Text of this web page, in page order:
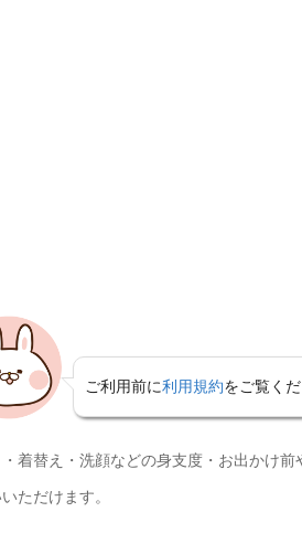
ご利用前に利用規約をご覧く
着替え・洗顔などの身支度・お出かけ
ただけます。